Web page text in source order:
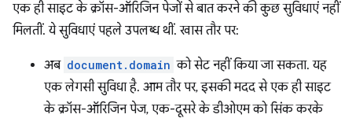
एक ही साइट के क्रॉस-ऑरिजिन पेजों से बात करने की कुछ सुविधाएं नहीं
मिलतीं. ये सुविधाएं पहले उपलब्ध थीं. खास तौर पर:
अब document.domain को सेट नहीं किया जा सकता. यह
एक लेगसी सुविधा है. आम तौर पर, इसकी मदद से एक ही साइट
के क्रॉस-ऑरिजिन पेज, एक-दूसरे के डीओएम को सिंक करके